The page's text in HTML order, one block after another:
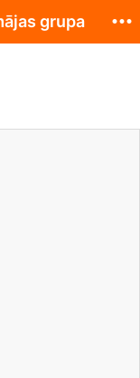
grupa